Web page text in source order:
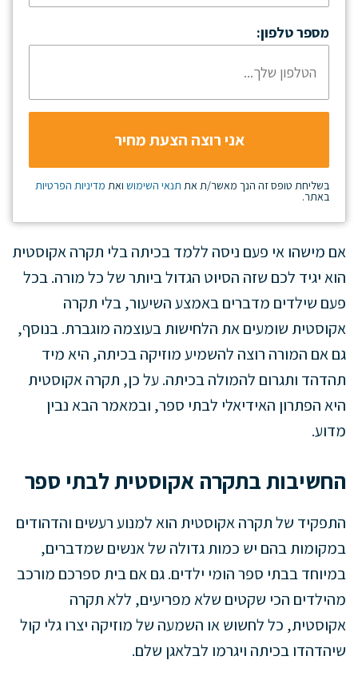
מספר טלפון:
בשליחת טופס זה הנך מאשר/ת את תנאי השימוש ואת מדיניות הפרטיות
באתר.
אם מישהו אי פעם ניסה ללמד בכיתה בלי תקרה אקוסטית
הוא יגיד לכם שזה הסיוט הגדול ביותר של כל מורה. בכל
פעם שילדים מדברים באמצע השיעור, בלי תקרה
אקוסטית שומעים את הלחישות בעוצמה מוגברת. בנוסף,
גם אם המורה רוצה להשמיע מוזיקה בכיתה, היא מיד
תהדהד ותגרום להמולה בכיתה. על כן, תקרה אקוסטית
היא הפתרון האידיאלי לבתי ספר, ובמאמר הבא נבין
מדוע.
החשיבות בתקרה אקוסטית לבתי ספר
התפקיד של תקרה אקוסטית הוא למנוע רעשים והדהודים
במקומות בהם יש כמות גדולה של אנשים שמדברים,
במיוחד בבתי ספר הומי ילדים. גם אם בית ספרכם מורכב
מהילדים הכי שקטים שלא מפריעים, ללא תקרה
אקוסטית, כל לחשוש או השמעה של מוזיקה יצרו גלי קול
שיהדהדו בכיתה ויגרמו לבלאגן שלם.